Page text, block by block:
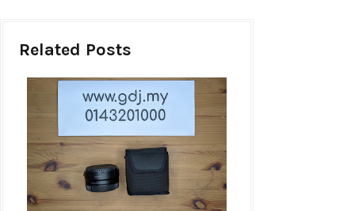
Related Posts